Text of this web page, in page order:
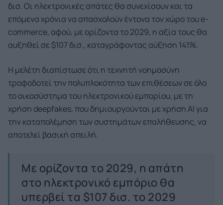
δισ. Οι ηλεκτρονικές απάτες θα συνεχίσουν και τα
επόμενα χρόνια να απασχολούν έντονα τον χώρο του e-
commerce, αφού, με ορίζοντα το 2029, η αξία τους θα
αυξηθεί σε $107 δισ., καταγράφοντας αύξηση 141%.
Η μελέτη διαπίστωσε ότι η τεχνητή νοημοσύνη
τροφοδοτεί την πολυπλοκότητα των επιθέσεων σε όλο
το οικοσύστημα του ηλεκτρονικού εμπορίου, με τη
χρήση deepfakes, που δημιουργούνται με χρήση AI για
την καταπολέμηση των συστημάτων επαλήθευσης, να
αποτελεί βασική απειλή.
Με ορίζοντα το 2029, η απάτη
στο ηλεκτρονικό εμπόριο θα
υπερβεί τα $107 δισ. το 2029